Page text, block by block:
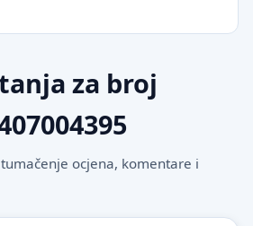
za broj
ocjena, komentare i